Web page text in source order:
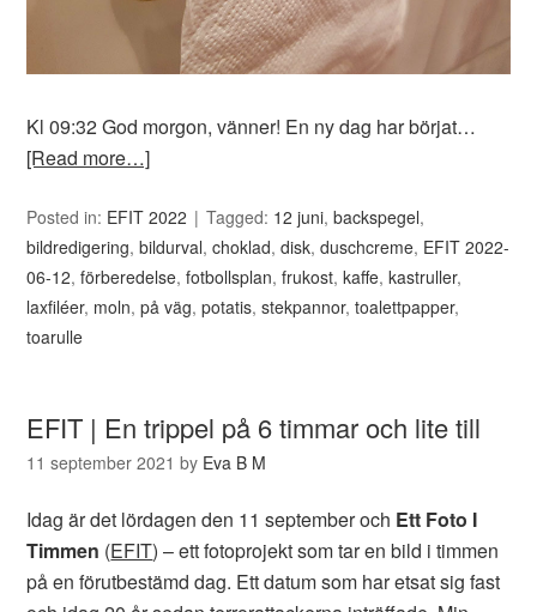
Kl 09:32 God morgon, vänner! En ny dag har börjat…
[Read more…]
Posted in: EFIT 2022 Tagged: 12 juni,backspegel,
bildredigering,bildurval,choklad,disk,duschcreme, EFIT 2022-
06-12,förberedelse,fotbollsplan,frukost,kaffe,kastruller,
laxfiléer, moln,på väg,potatis,stekpannor,toalettpapper,
toarulle
EFIT | En trippel på 6 timmar och lite till
11 september 2021 by Eva B M
Idag är det lördagen den 11 september och Ett Foto I
Timmen (EFIT) – ett fotoprojekt som tar en bild i timmen
på en förutbestämd dag. Ett datum som har etsat sig fast